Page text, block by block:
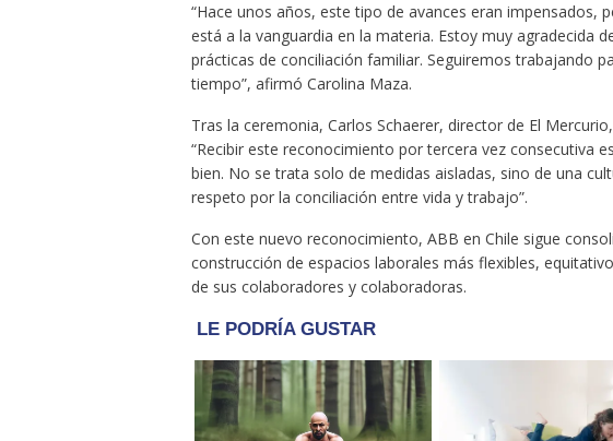
“Hace unos años, este tipo de avances eran impensados,
está a la vanguardia en la materia. Estoy muy agradecida
prácticas de conciliación familiar. Seguiremos trabajando
tiempo”, afirmó Carolina Maza.
Tras la ceremonia, Carlos Schaerer, director de El
“Recibir este reconocimiento por tercera vez consecutiva
bien. No se trata solo de medidas aisladas, sino de una
respeto por la conciliación entre vida y trabajo”.
Con este nuevo reconocimiento, ABB en Chile sigue
construcción de espacios laborales más flexibles,
de sus colaboradores y colaboradoras.